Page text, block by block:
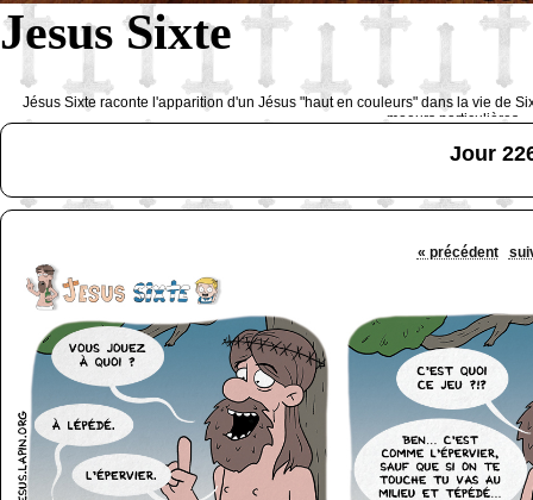
Jesus Sixte
Jésus Sixte raconte l'apparition d'un Jésus "haut en couleurs" dans la vie de
moeurs particulières
Jour
« précédent